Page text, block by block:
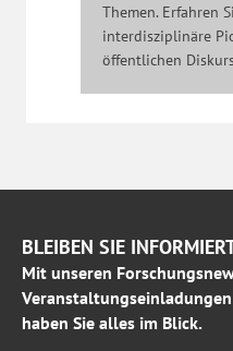
Themen. Erfahren
interdisziplinäre
öffentlichen
BLEIBEN SIE
Mit unseren
haben Sie alles im Blick.